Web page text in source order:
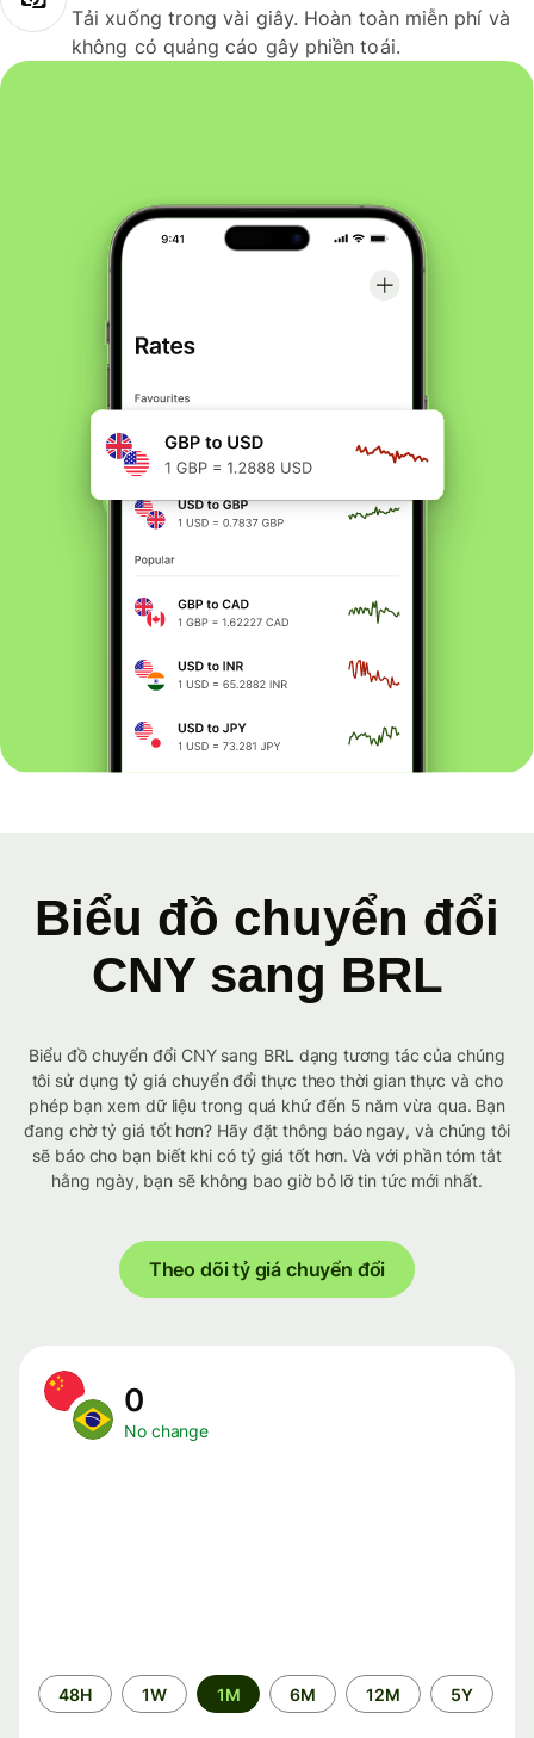
Tải xuống trong vài giây. Hoàn toàn miễn phí và
không có quảng cáo gây phiền toái.
Biểu đồ chuyển đổi
CNY sang BRL
Biểu đồ chuyển đổi CNY sang BRL dạng tương tác của chúng
tôi sử dụng tỷ giá chuyển đổi thực theo thời gian thực và cho
phép bạn xem dữ liệu trong quá khứ đến 5 năm vừa qua. Bạn
đang chờ tỷ giá tốt hơn? Hãy đặt thông báo ngay, và chúng tôi
sẽ báo cho bạn biết khi có tỷ giá tốt hơn. Và với phần tóm tắt
hằng ngày, bạn sẽ không bao giờ bỏ lỡ tin tức mới nhất.
Theo dõi tỷ giá chuyển đổi
0
No change
Time
period
48H 1W 1M 6M 12M 5Y